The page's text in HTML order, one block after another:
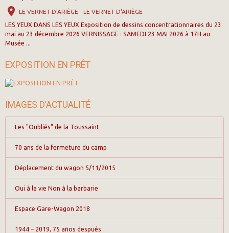
LE VERNET D'ARIÈGE - LE VERNET D'ARIÈGE
LES YEUX DANS LES YEUX Exposition de dessins concentrationnaires du 23
mai au 23 décembre 2026 VERNISSAGE : SAMEDI 23 MAI 2026 à 17H au
Musée ...
EXPOSITION EN PRÊT
IMAGES D’ACTUALITÉ
Les "Oubliés" de la Toussaint
70 ans de la fermeture du camp
Déplacement du wagon 5/11/2015
Oui à la vie Non à la barbarie
Espace Gare-Wagon 2018
1944 – 2019, 75 años después